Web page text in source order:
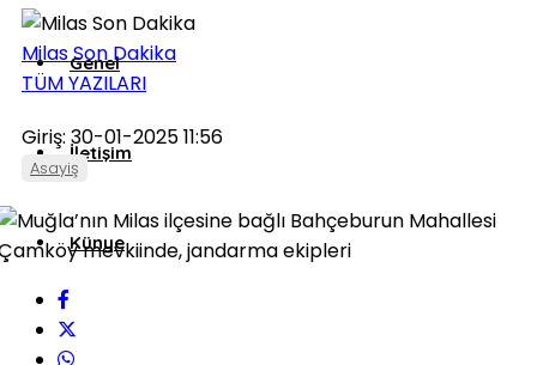
Genel
İletişim
Künye
Milas Son Dakika
TÜM YAZILARI
Giriş: 30-01-2025 11:56
Asayiş